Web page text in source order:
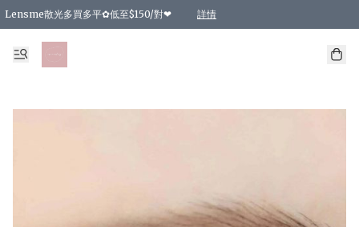
Lensme散光多買多平✿低至$150/對❤ 詳情
台灣Karacon⁩✧日拋 特價清貨❁⃘
日本韓國多款日/月拋現貨☼ 特價❤︎數量有限 售完即止
🇰🇷韓國多款月拋現貨 特價兩對$99✿數量有限 售完即止♫
精選商品，任選買2件或以上9 折；買4件或以上85 折；買6件或以上8 折
精選商品，任選買2件HKD 140.00；買4件HKD 260.00
精選商品，任選買2件HKD 190.00；買4件HKD 360.00
精選商品，任選買2件HKD 110.00；買4件HKD 180.00
精選商品，任選買2件HKD 170.00；買4件HKD 320.00
精選商品，任選買2件或以上減HKD 148.00
精選商品，任選買2件或以上減HKD 148.00
精選商品，任選買2件或以上95 折；買4件或以上9 折；買6件或以上85 折；買8件
精選商品，任選買12件或以上87 折
精選商品，任選買2件或以上減HKD 16.00；買4件或以上減HKD 32.00；買6
精選商品，任選買2件或以上95 折；買4件或以上9 折；買8件或以上85 折；買12
購物滿 HKD 800.00即享免運費優惠！（適用於 特定的送貨方式 )